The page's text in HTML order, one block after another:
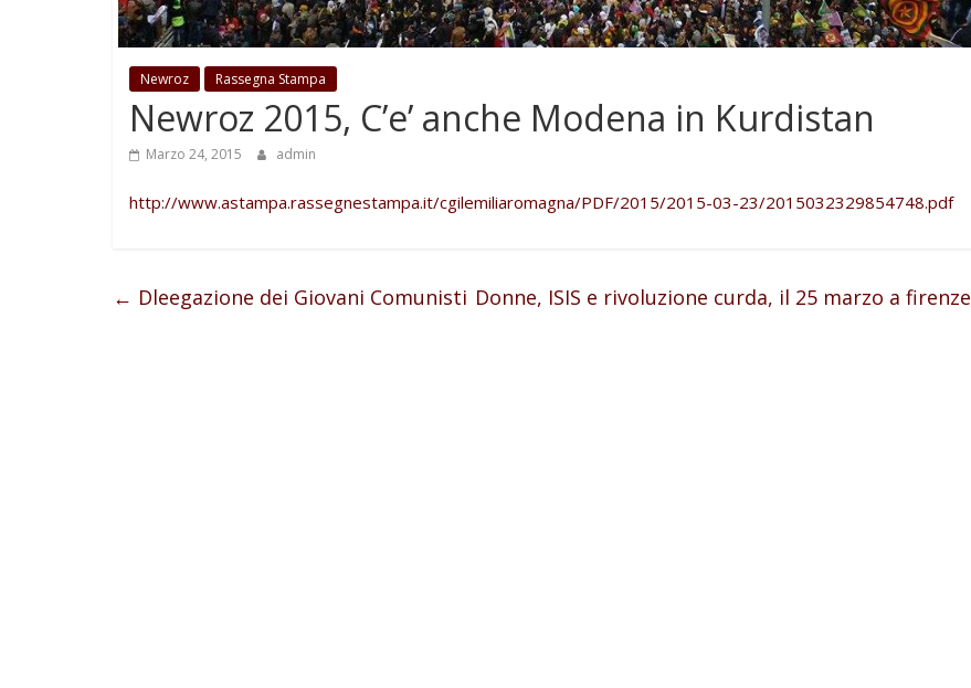
Newroz Rassegna Stampa
Newroz 2015, C’e’ anche Modena in Kurdistan
Marzo 24, 2015 admin
http://www.astampa.rassegnestampa.it/cgilemiliaromagna/PDF/2015/2015-03-23/2015032329854748.pdf
← Dleegazione dei Giovani Comunisti Donne, ISIS e rivoluzione curda, il 25 marzo a firenze